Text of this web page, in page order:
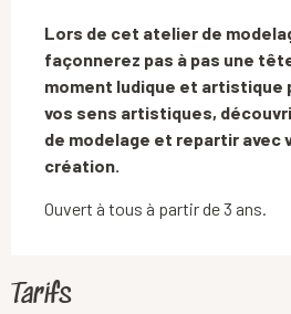
Lors de cet atelier de
façonnerez pas à pas une
moment ludique et artistique
vos sens artistiques,
de modelage et repartir avec
création.
Ouvert à tous à partir de 3 ans.
Tarifs